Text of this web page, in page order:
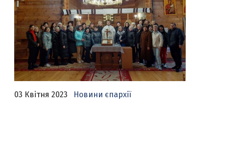
03 Квітня 2023 Новини єпархії